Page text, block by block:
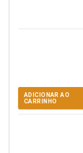
ADICIONAR AO
CARRINHO